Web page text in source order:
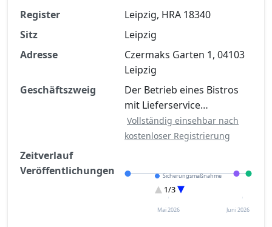
Finanzkennzahlen nach kostenloser
Registrierung verfügbar
Jetzt kostenlos registrieren
Register
Leipzig, HRA 18340
Sitz
Leipzig
Adresse
Czermaks Garten 1, 04103
Leipzig
Geschäftszweig
Der Betrieb eines Bistros
mit Lieferservice…
Vollständig einsehbar nach
kostenloser Registrierung
Zeitverlauf
Veröffentlichungen
Sicherungsmaßnahme
Eröffnung
Restschuldbefreiung
1/3
Mai 2026 Juni 2026